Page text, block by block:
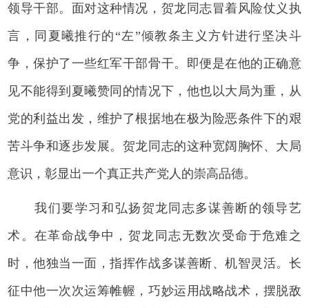
领导干部。面对这种情况，贺龙同志冒着风险仗义执
言，同夏曦推行的“左”倾教条主义方针进行坚决斗
争，保护了一些红军干部骨干。即便是在他的正确意
见不能得到夏曦赞同的情况下，他也以大局为重，从
党的利益出发，维护了根据地在极为险恶条件下的艰
苦斗争和逐步发展。贺龙同志的这种宽阔胸怀、大局
意识，彰显出一个真正共产党人的崇高品德。
我们要学习和弘扬贺龙同志多谋善断的领导艺
术。在革命战争中，贺龙同志无数次受命于危难之
时，他独当一面，指挥作战多谋善断、机智灵活。长
征中他一次次运筹帷幄，巧妙运用战略战术，摆脱敌